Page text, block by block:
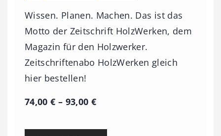
Wissen. Planen. Machen. Das ist das
Motto der Zeitschrift HolzWerken, dem
Magazin für den Holzwerker.
Zeitschriftenabo HolzWerken gleich
hier bestellen!
74,00€ – 93,00 €P
e